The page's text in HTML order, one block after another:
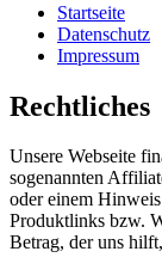
Startseite
Datenschutz
Impressum
Rechtliches
Unsere Webseite
sogenannten
oder einem
Produktlinks bzw.
Betrag, der uns